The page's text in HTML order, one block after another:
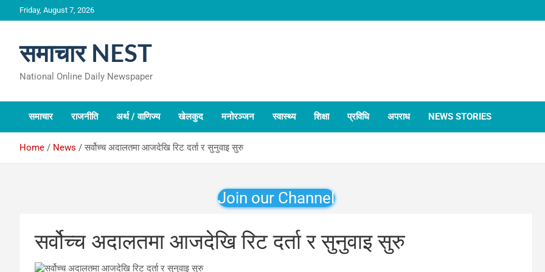
to
Friday, August 7, 2026
समाचार NEST
National Online Daily Newspaper
समाचार राजनीति अर्थ / वाणिज्य खेलकुद मनोरञ्जन स्वास्थ्य शिक्षा प्रविधि अपराध NEWS STORIES
Home News सर्वोच्च अदालतमा आजदेखि रिट दर्ता र सुनुवाइ सुरु
Join our Channel
सर्वोच्च अदालतमा आजदेखि रिट दर्ता र सुनुवाइ सुरु